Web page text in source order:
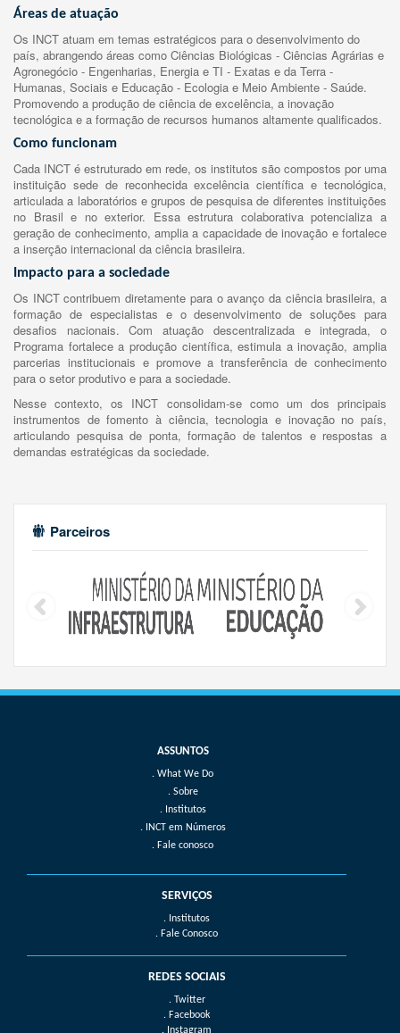
Áreas de atuação
Os INCT atuam em temas estratégicos para o desenvolvimento do
país, abrangendo áreas como Ciências Biológicas - Ciências Agrárias e
Agronegócio - Engenharias, Energia e TI - Exatas e da Terra -
Humanas, Sociais e Educação - Ecologia e Meio Ambiente - Saúde.
Promovendo a produção de ciência de excelência, a inovação
tecnológica e a formação de recursos humanos altamente qualificados.
Como funcionam
Cada INCT é estruturado em rede, os institutos são compostos por uma
instituição sede de reconhecida excelência científica e tecnológica,
articulada a laboratórios e grupos de pesquisa de diferentes instituições
no Brasil e no exterior. Essa estrutura colaborativa potencializa a
geração de conhecimento, amplia a capacidade de inovação e fortalece
a inserção internacional da ciência brasileira.
Impacto para a sociedade
Os INCT contribuem diretamente para o avanço da ciência brasileira, a
formação de especialistas e o desenvolvimento de soluções para
desafios nacionais. Com atuação descentralizada e integrada, o
Programa fortalece a produção científica, estimula a inovação, amplia
parcerias institucionais e promove a transferência de conhecimento
para o setor produtivo e para a sociedade.
Nesse contexto, os INCT consolidam-se como um dos principais
instrumentos de fomento à ciência, tecnologia e inovação no país,
articulando pesquisa de ponta, formação de talentos e respostas a
demandas estratégicas da sociedade.
Parceiros
What We Do
Sobre
Institutos
INCT em Números
Fale conosco
SERVIÇOS
. Institutos
. Fale Conosco
REDES SOCIAIS
. Twitter
. Facebook
. Instagram